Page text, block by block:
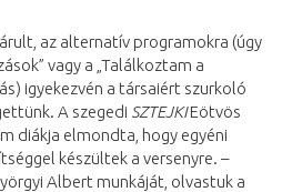
az alternatív programokra (úgy
vagy a „Találkoztam a
igyekezvén a társaiért szurkoló
A szegedi SZTEJKIEötvös
diákja elmondta, hogy egyéni
készültek a versenyre. –
Albert munkáját, olvastuk a